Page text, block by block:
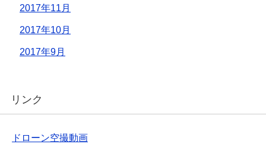
2017年11月
2017年10月
2017年9月
リンク
ドローン空撮動画